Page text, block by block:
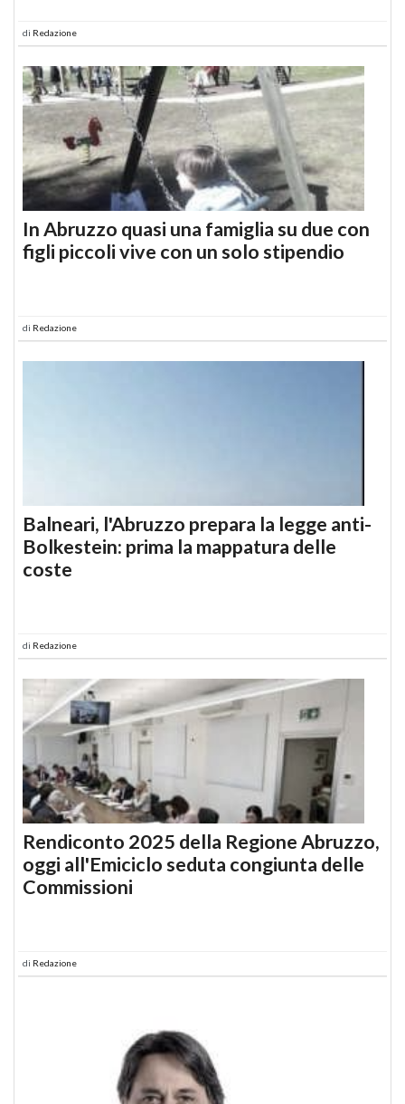
di Redazione
In Abruzzo quasi una famiglia su due con
figli piccoli vive con un solo stipendio
di Redazione
Balneari, l'Abruzzo prepara la legge anti-
Bolkestein: prima la mappatura delle
coste
di Redazione
Rendiconto 2025 della Regione Abruzzo,
oggi all'Emiciclo seduta congiunta delle
Commissioni
di Redazione